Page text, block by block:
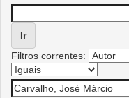
Filtros correntes: